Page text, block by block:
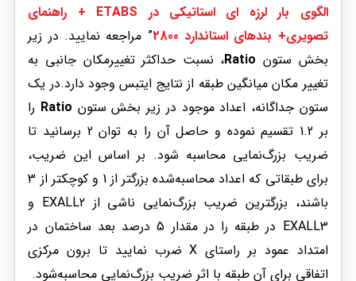
الگوی بار لرزه ای استاتیکی در ETABS + راهنمای
تصویری+ بندهای استاندارد 2800
” مراجعه نمایید. در زیر
بخش ستون Ratio، نسبت حداکثر تغییر‌مکان جانبی به
تغییر مکان میانگین طبقه از نتایج ایتبس وجود دارد.در یک
ستون جداگانه، اعداد موجود در زیر بخش ستون Ratio را
بر 1.2 تقسیم نموده و حاصل آن را به توان 2 برسانید تا
ضریب بزرگ‌نمایی محاسبه شود. بر اساس این ضریب،
برای طبقاتی که اعداد محاسبه‌شده بزرگتر از 1 و کوچکتر از 3
باشند، بزرگترین ضریب بزرگ‌نمایی ناشی از EXALL2 و
EXALL3 در طبقه را در مقدار 5 درصد بعد ساختمان در
امتداد عمود بر راستای X ضرب نمایید تا برون مرکزی
اتفاقی برای آن طبقه با اثر ضریب بزرگ‌نمایی محاسبه‌شود.